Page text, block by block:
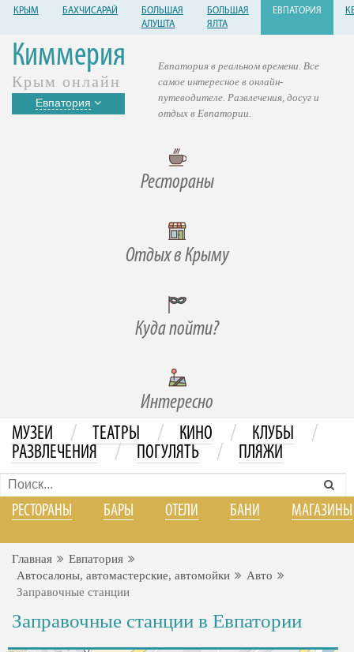
КРЫМ БАХЧИСАРАЙ
БОЛЬШАЯ
АЛУШТА
БОЛЬШАЯ
ЯЛТА
ЕВПАТОРИЯ
Киммерия
Крым онлайн
Евпатория
Рестораны
Отдых в Крыму
Куда пойти?
Интересно
Евпатория в реальном времени. Все
самое интересное в онлайн-
путеводителе. Развлечения, досуг и
отдых в Евпатории.
МУЗЕИ / ТЕАТРЫ / КИНО / КЛУБЫ /
РАЗВЛЕЧЕНИЯ / ПОГУЛЯТЬ / ПЛЯЖИ
РЕСТОРАНЫ БАРЫ ОТЕЛИ БАНИ МАГАЗИНЫ
Главная
Евпатория
Автосалоны, автомастерские, автомойки
Авто
Заправочные станции
Заправочные станции в Евпатории